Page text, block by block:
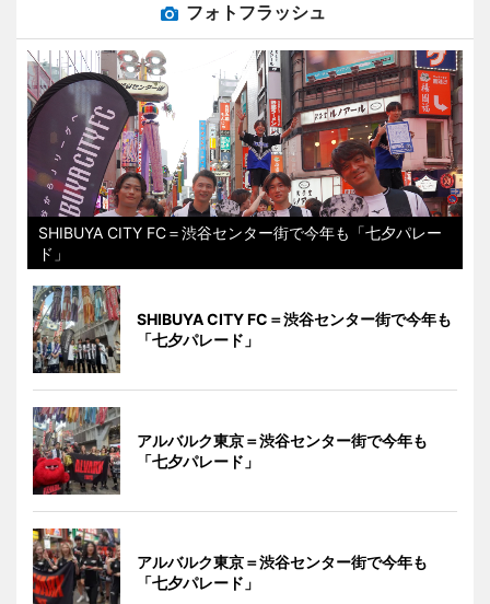
フォトフラッシュ
SHIBUYA CITY FC＝渋谷センター街で今年も「七夕パレー
ド」
SHIBUYA CITY FC＝渋谷センター街で今年も
「七夕パレード」
アルバルク東京＝渋谷センター街で今年も
「七夕パレード」
アルバルク東京＝渋谷センター街で今年も
「七夕パレード」